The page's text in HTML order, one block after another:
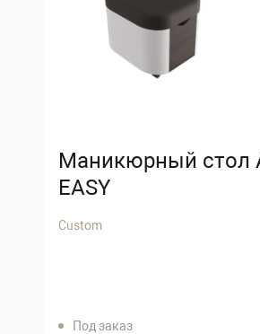
Маникюрный стол
EASY
Custom
Под заказ